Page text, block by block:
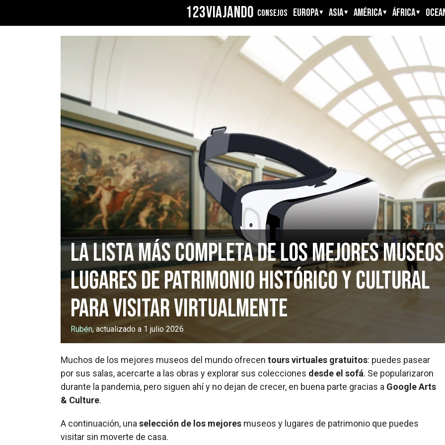
123VIAJANDO CONSEJOS EUROPA ASIA AMÉRICA ÁFRICA
La lista más completa de los mejores
lugares de patrimonio histórico y cultural
para visitar virtualmente
Rubén, actualizado a 1 julio 2026
Muchos de los mejores museos del mundo ofrecen tours virtuales gratuitos: puedes pasear
por sus salas, acercarte a las obras y explorar sus colecciones desde el sofá. Se popularizaron
durante la pandemia, pero siguen ahí y no dejan de crecer, en buena parte gracias a Google Arts
& Culture.
A continuación, una selección de los mejores museos y lugares de patrimonio que puedes
visitar sin moverte de casa.